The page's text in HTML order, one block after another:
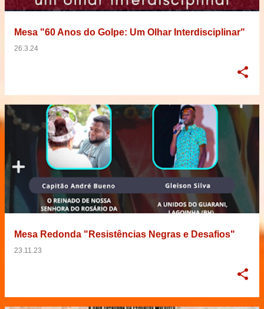
Mesa "60 Anos do Golpe: Um Olhar Interdisciplinar"
26.3.24
Mesa Redonda "Resistências Negras e Desafios"
23.11.23